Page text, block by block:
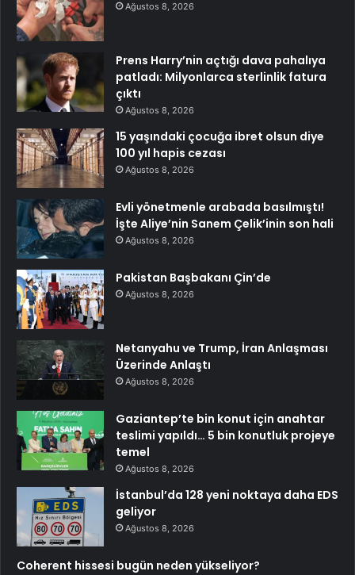
Ağustos 8, 2026
Prens Harry’nin açtığı dava pahalıya
patladı: Milyonlarca sterlinlik fatura
çıktı
Ağustos 8, 2026
15 yaşındaki çocuğa ibret olsun diye
100 yıl hapis cezası
Ağustos 8, 2026
Evli yönetmenle arabada basılmıştı!
İşte Aliye’nin Sanem Çelik’inin son hali
Ağustos 8, 2026
Pakistan Başbakanı Çin’de
Ağustos 8, 2026
Netanyahu ve Trump, İran Anlaşması
Üzerinde Anlaştı
Ağustos 8, 2026
Gaziantep’te bin konut için anahtar
teslimi yapıldı… 5 bin konutluk projeye
temel
Ağustos 8, 2026
İstanbul’da 128 yeni noktaya daha EDS
geliyor
Ağustos 8, 2026
Coherent hissesi bugün neden yükseliyor?